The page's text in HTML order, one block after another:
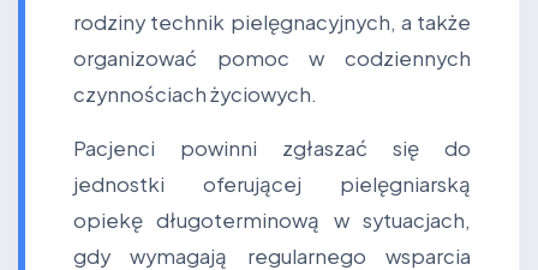
rodziny technik pielęgnacyjnych, a także
organizować pomoc w codziennych
czynnościach życiowych.
Pacjenci powinni zgłaszać się do
jednostki oferującej pielęgniarską
opiekę długoterminową w sytuacjach,
gdy wymagają regularnego wsparcia